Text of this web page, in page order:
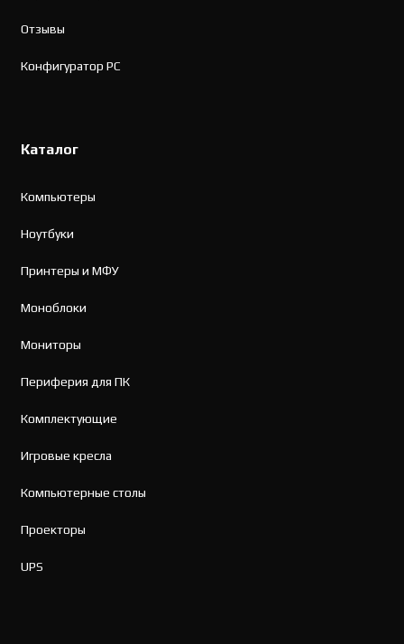
Отзывы
Конфигуратор PC
Каталог
Компьютеры
Ноутбуки
Принтеры и МФУ
Моноблоки
Мониторы
Периферия для ПК
Комплектующие
Игровые кресла
Компьютерные столы
Проекторы
UPS